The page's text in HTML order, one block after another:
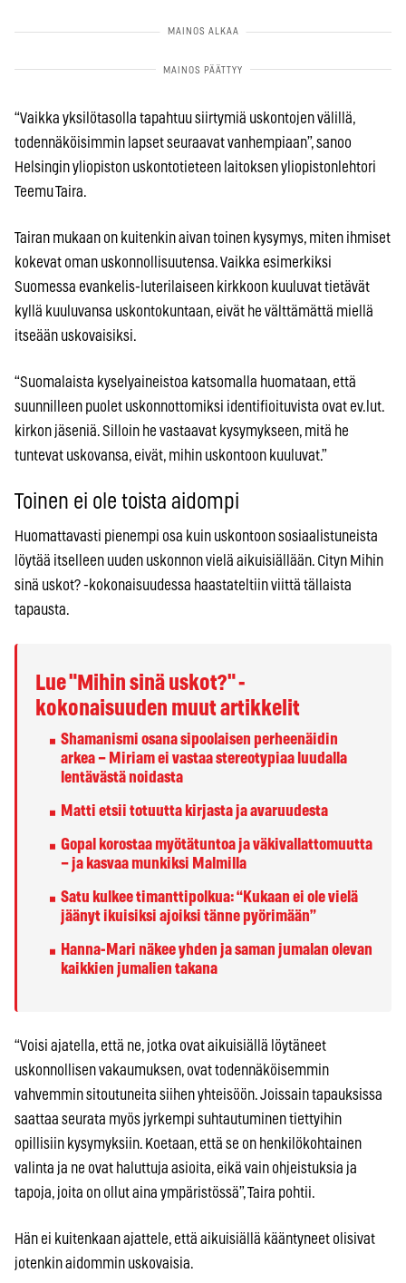
“Vaikka yksilötasolla tapahtuu siirtymiä uskontojen välillä,
todennäköisimmin lapset seuraavat vanhempiaan”, sanoo
Helsingin yliopiston uskontotieteen laitoksen yliopistonlehtori
Teemu Taira.
Tairan mukaan on kuitenkin aivan toinen kysymys, miten ihmiset
kokevat oman uskonnollisuutensa. Vaikka esimerkiksi
Suomessa evankelis-luterilaiseen kirkkoon kuuluvat tietävät
kyllä kuuluvansa uskontokuntaan, eivät he välttämättä miellä
itseään uskovaisiksi.
“Suomalaista kyselyaineistoa katsomalla huomataan, että
suunnilleen puolet uskonnottomiksi identifioituvista ovat ev.lut.
kirkon jäseniä. Silloin he vastaavat kysymykseen, mitä he
tuntevat uskovansa, eivät, mihin uskontoon kuuluvat.”
Toinen ei ole toista aidompi
Huomattavasti pienempi osa kuin uskontoon sosiaalistuneista
löytää itselleen uuden uskonnon vielä aikuisiällään. Cityn Mihin
sinä uskot? -kokonaisuudessa haastateltiin viittä tällaista
tapausta.
Lue "Mihin sinä uskot?" -
kokonaisuuden muut artikkelit
Shamanismi osana sipoolaisen perheenäidin
arkea – Miriam ei vastaa stereotypiaa luudalla
lentävästä noidasta
Matti etsii totuutta kirjasta ja avaruudesta
Gopal korostaa myötätuntoa ja väkivallattomuutta
– ja kasvaa munkiksi Malmilla
Satu kulkee timanttipolkua: “Kukaan ei ole vielä
jäänyt ikuisiksi ajoiksi tänne pyörimään”
Hanna-Mari näkee yhden ja saman jumalan olevan
kaikkien jumalien takana
“Voisi ajatella, että ne, jotka ovat aikuisiällä löytäneet
uskonnollisen vakaumuksen, ovat todennäköisemmin
vahvemmin sitoutuneita siihen yhteisöön. Joissain tapauksissa
saattaa seurata myös jyrkempi suhtautuminen tiettyihin
opillisiin kysymyksiin. Koetaan, että se on henkilökohtainen
valinta ja ne ovat haluttuja asioita, eikä vain ohjeistuksia ja
tapoja, joita on ollut aina ympäristössä”, Taira pohtii.
Hän ei kuitenkaan ajattele, että aikuisiällä kääntyneet olisivat
jotenkin aidommin uskovaisia.